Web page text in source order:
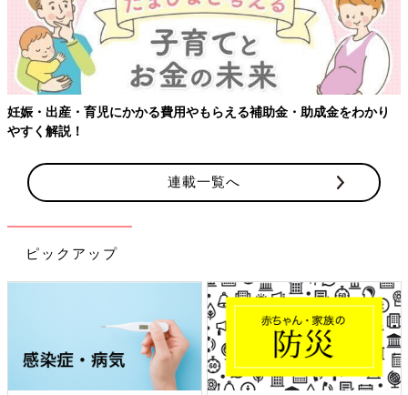
妊娠・出産・育児にかかる費用やもらえる補助金・助成金をわかり
やすく解説！
連載一覧へ
ピックアップ